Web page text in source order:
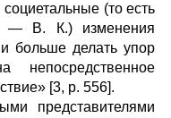
(то есть
— В. К.) изменения
больше делать упор
[3, р. 556].
представителями